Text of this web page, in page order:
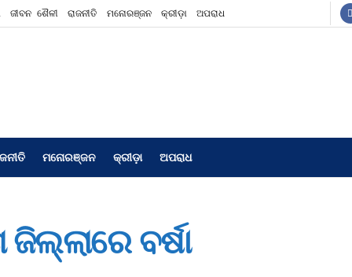
ଜୀବନ ଶୈଳୀ ରାଜନୀତି ମନୋରଞ୍ଜନ କ୍ରୀଡ଼ା ଅପରାଧ
ମନୋରଞ୍ଜନ କ୍ରୀଡ଼ା ଅପରାଧ
ବର୍ଷା